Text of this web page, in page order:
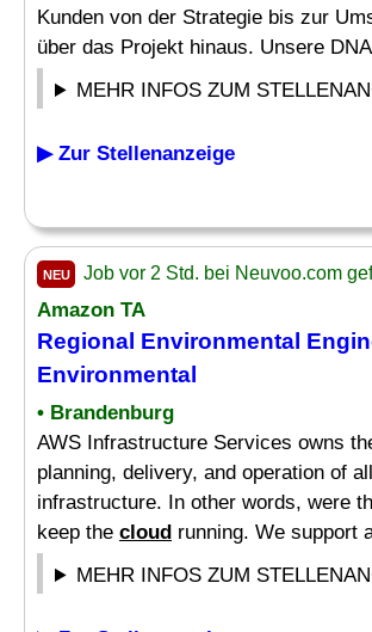
Kunden von der Strategie bis zur
über das Projekt hinaus. Unsere
MEHR INFOS ZUM
▶ Zur Stellenanzeige
NEU Job vor 2 Std. bei Neuvoo.com
Amazon TA
Regional Environmental
Environmental
• Brandenburg
AWS Infrastructure Services owns
planning, delivery, and operation of
infrastructure. In other words, were
keep the cloud running. We support
MEHR INFOS ZUM